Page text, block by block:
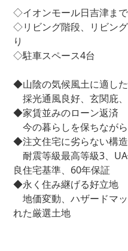
◇イオンモール日吉津まで
◇リビング階段、リビン
り
◇駐車スペース4台
◆山陰の気候風土に適し
採光通風良好、玄関庇
◆家賃並みのローン返済
今の暮らしを保ちなが
◆注文住宅に劣らない構
耐震等級最高等級3、
良住宅基準、60年保証
◆永く住み継げる好立地
地価変動、ハザードマ
れた厳選土地